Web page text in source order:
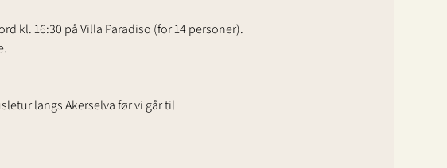
kl. 16:30 på Villa Paradiso (for 14 personer).
langs Akerselva før vi går til